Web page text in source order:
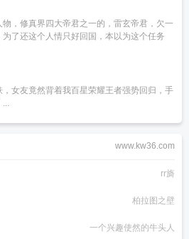
，修真界四大帝君之一的，雷玄帝君，欠一
了还这个人情只好回国，本以为这个任务
，女友竟然背着我百星荣耀王者强势回归，手
...
www.kw36.com
rr旖
柏拉图之壁
一个兴趣使然的牛头人